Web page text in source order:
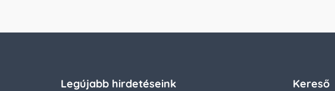
Legújabb hirdetéseink Kereső